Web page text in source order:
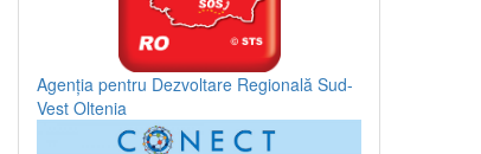
Agenția pentru Dezvoltare Regională Sud-
Vest Oltenia